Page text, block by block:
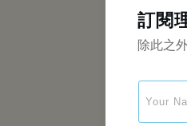
訂閱
除此之